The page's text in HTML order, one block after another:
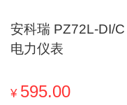
安科瑞 PZ72L-DI/
电力仪表
¥ 595.00